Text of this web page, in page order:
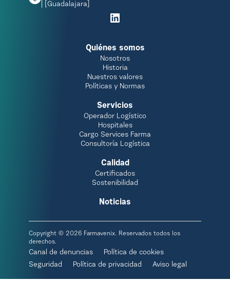
| [Guadalajara]
Quiénes somos
Nosotros
Historia
Nuestros valores
Políticas y Normas
Servicios
Operador Logístico
Hospitales
Cargo Services Farma
Consultoría Logística
Calidad
Certificados
Sostenibilidad
Noticias
Copyright © 2026 Farmavenix. Reservados todos los
derechos.
Canal de denuncias
Política de cookies
Seguridad
Política de privacidad Aviso legal